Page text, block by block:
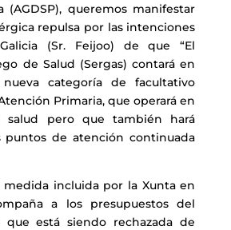
(AGDSP), queremos manifestar
repulsa por las intenciones
(Sr. Feijoo) de que “El
de Salud (Sergas) contará en
categoría de facultativo
Primaria, que operará en
salud pero que también hará
puntos de atención continuada
medida incluida por la Xunta en
a los presupuestos del
está siendo rechazada de